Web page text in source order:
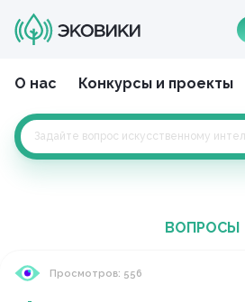
О нас Конкурсы и проекты
ВОПРОСЫ
Просмотров: 556